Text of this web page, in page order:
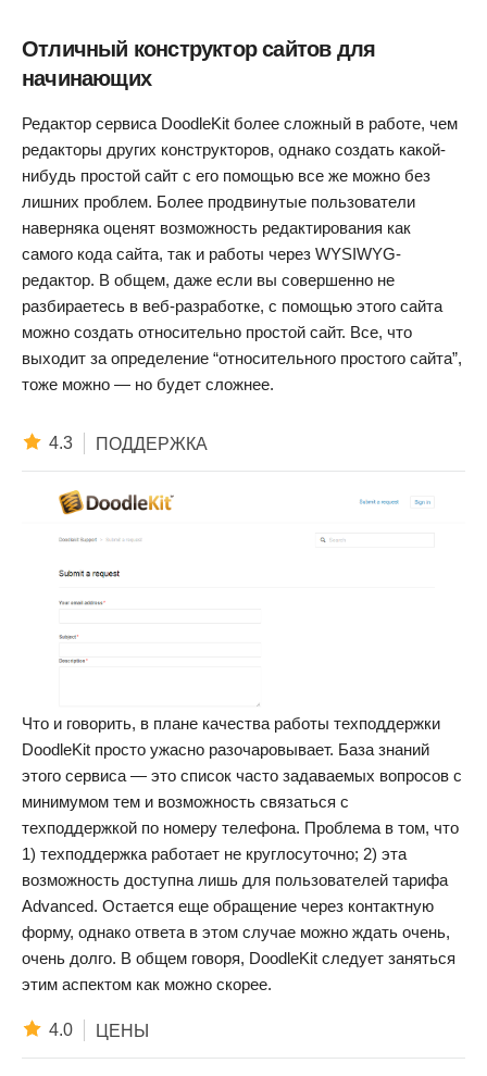
Отличный конструктор сайтов для
начинающих
Редактор сервиса DoodleKit более сложный в работе, чем
редакторы других конструкторов, однако создать какой-
нибудь простой сайт с его помощью все же можно без
лишних проблем. Более продвинутые пользователи
наверняка оценят возможность редактирования как
самого кода сайта, так и работы через WYSIWYG-
редактор. В общем, даже если вы совершенно не
разбираетесь в веб-разработке, с помощью этого сайта
можно создать относительно простой сайт. Все, что
выходит за определение “относительного простого сайта”,
тоже можно — но будет сложнее.
4.3 ПОДДЕРЖКА
Что и говорить, в плане качества работы техподдержки
DoodleKit просто ужасно разочаровывает. База знаний
этого сервиса — это список часто задаваемых вопросов с
минимумом тем и возможность связаться с
техподдержкой по номеру телефона. Проблема в том, что
1) техподдержка работает не круглосуточно; 2) эта
возможность доступна лишь для пользователей тарифа
Advanced. Остается еще обращение через контактную
форму, однако ответа в этом случае можно ждать очень,
очень долго. В общем говоря, DoodleKit следует заняться
этим аспектом как можно скорее.
4.0 ЦЕНЫ